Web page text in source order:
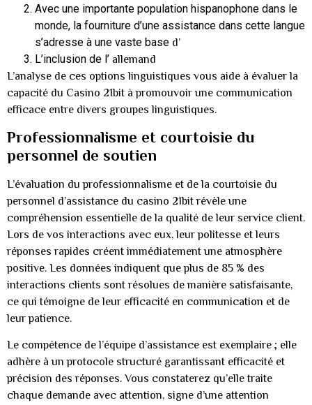
Avec une importante population hispanophone dans le
monde, la fourniture d’une assistance dans cette langue
s’adresse à une vaste base d’
L’inclusion de l’ allemand
L’analyse de ces options linguistiques vous aide à évaluer la
capacité du Casino 21bit à promouvoir une communication
efficace entre divers groupes linguistiques.
Professionnalisme et courtoisie du
personnel de soutien
L’évaluation du professionnalisme et de la courtoisie du
personnel d’assistance du casino 21bit révèle une
compréhension essentielle de la qualité de leur service client.
Lors de vos interactions avec eux, leur politesse et leurs
réponses rapides créent immédiatement une atmosphère
positive. Les données indiquent que plus de 85 % des
interactions clients sont résolues de manière satisfaisante,
ce qui témoigne de leur efficacité en communication et de
leur patience.
Le compétence de l’équipe d’assistance est exemplaire ; elle
adhère à un protocole structuré garantissant efficacité et
précision des réponses. Vous constaterez qu’elle traite
chaque demande avec attention, signe d’une attention